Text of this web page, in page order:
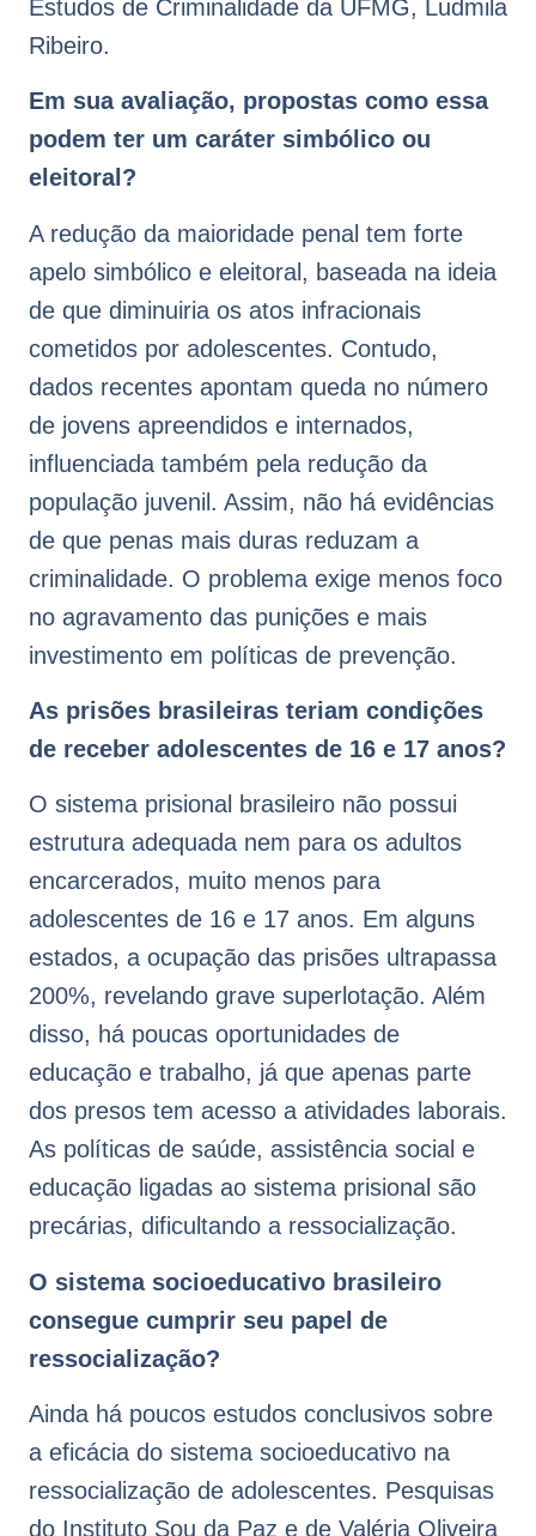
Estudos de Criminalidade da UFMG, Ludmila
Ribeiro.
Em sua avaliação, propostas como essa
podem ter um caráter simbólico ou
eleitoral?
A redução da maioridade penal tem forte
apelo simbólico e eleitoral, baseada na ideia
de que diminuiria os atos infracionais
cometidos por adolescentes. Contudo,
dados recentes apontam queda no número
de jovens apreendidos e internados,
influenciada também pela redução da
população juvenil. Assim, não há evidências
de que penas mais duras reduzam a
criminalidade. O problema exige menos foco
no agravamento das punições e mais
investimento em políticas de prevenção.
As prisões brasileiras teriam condições
de receber adolescentes de 16 e 17 anos?
O sistema prisional brasileiro não possui
estrutura adequada nem para os adultos
encarcerados, muito menos para
adolescentes de 16 e 17 anos. Em alguns
estados, a ocupação das prisões ultrapassa
200%, revelando grave superlotação. Além
disso, há poucas oportunidades de
educação e trabalho, já que apenas parte
dos presos tem acesso a atividades laborais.
As políticas de saúde, assistência social e
educação ligadas ao sistema prisional são
precárias, dificultando a ressocialização.
O sistema socioeducativo brasileiro
consegue cumprir seu papel de
ressocialização?
Ainda há poucos estudos conclusivos sobre
a eficácia do sistema socioeducativo na
ressocialização de adolescentes. Pesquisas
do Instituto Sou da Paz e de Valéria Oliveira